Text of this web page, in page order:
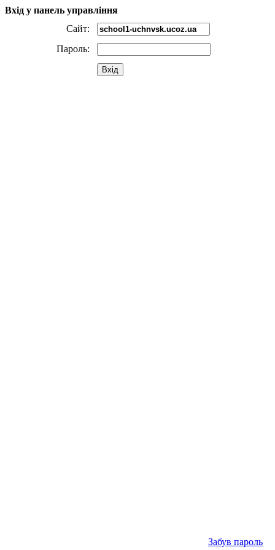
Вхід у панель управління
Сайт:
Пароль:
Вхід
Забув пароль